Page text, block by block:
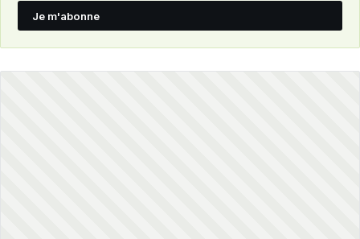
Je m'abonne